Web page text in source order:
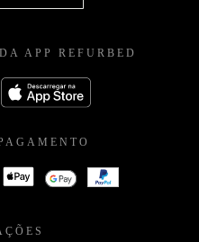
APP REFURBED